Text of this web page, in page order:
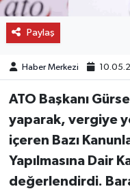
Paylaş
Haber Merkezi
ATO Başkanı
yaparak, vergiye
içeren Bazı
Yapılmasına Dair
değerlendirdi.